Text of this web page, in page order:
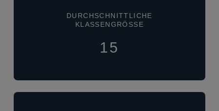
DURCHSCHNITTLICHE
KLASSENGRÖSSE
15